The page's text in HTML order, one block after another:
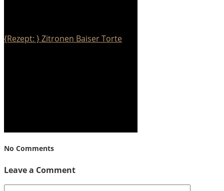
{Rezept: } Zitronen Baiser Torte
No Comments
Leave a Comment